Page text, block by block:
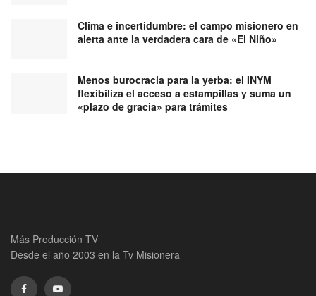
Clima e incertidumbre: el campo misionero en
alerta ante la verdadera cara de «El Niño»
Menos burocracia para la yerba: el INYM
flexibiliza el acceso a estampillas y suma un
«plazo de gracia» para trámites
Más Producción TV
Desde el año 2003 en la Tv Misionera